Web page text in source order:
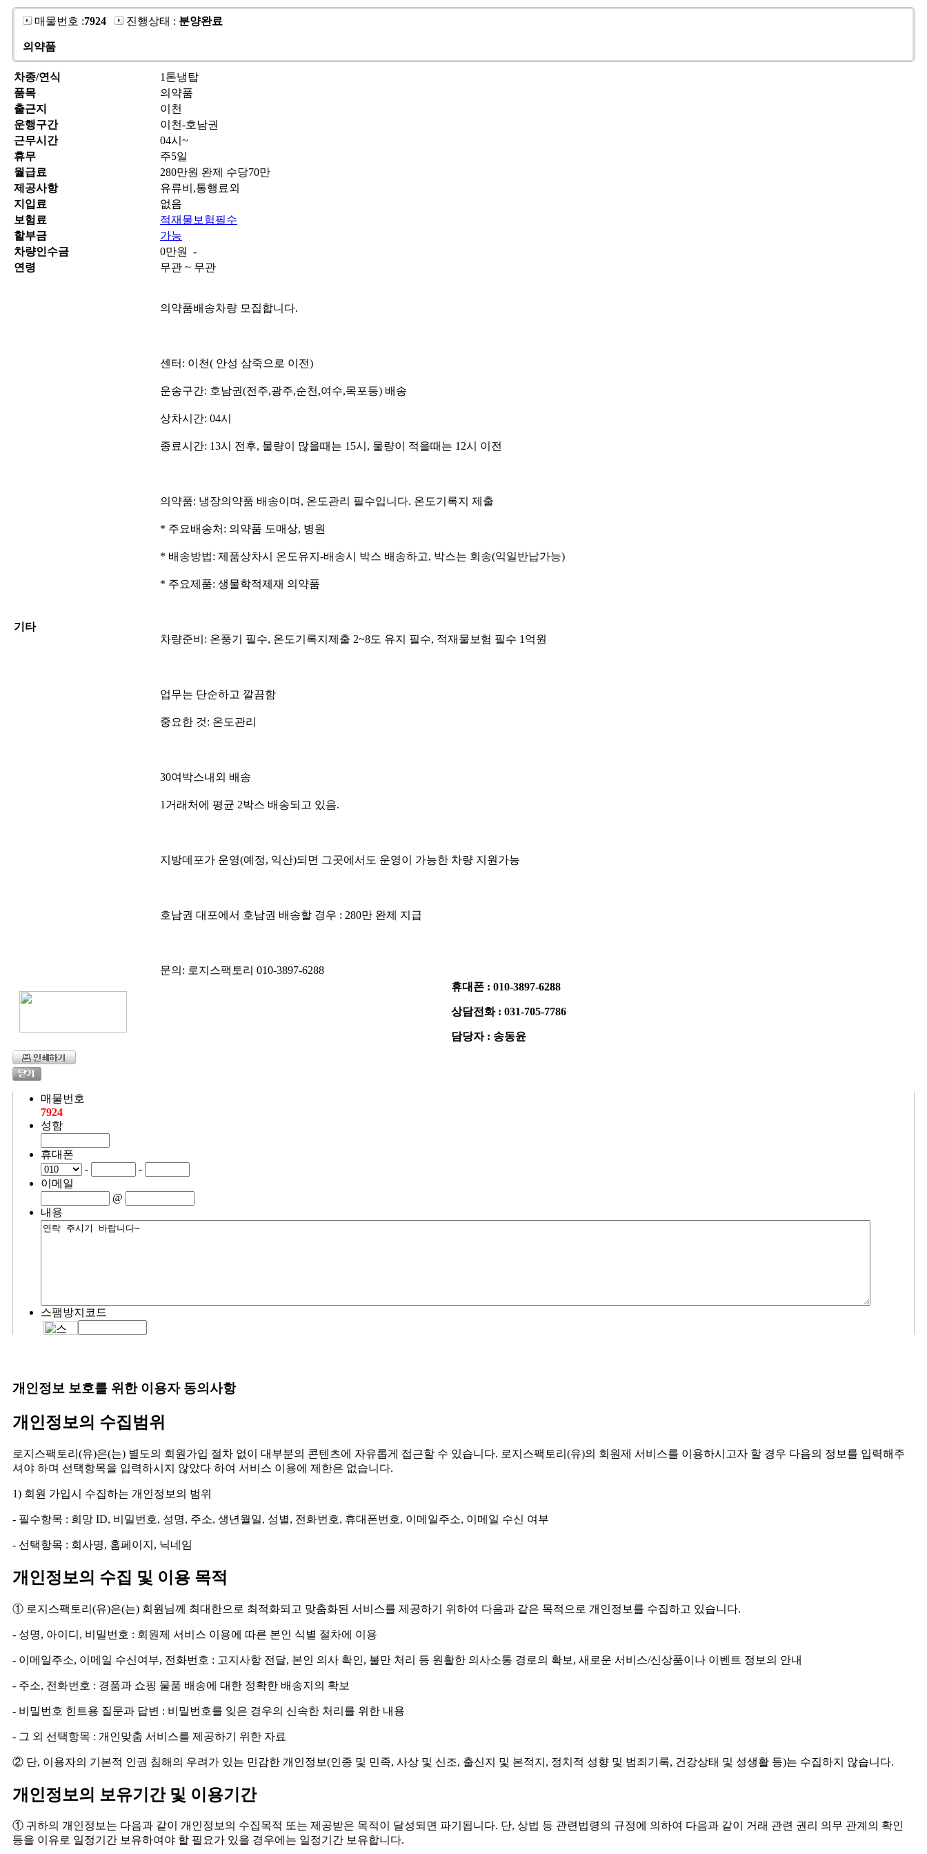
매물번호 :7924 진행상태 : 분양완료
의약품
차종/연식
1톤냉탑
품목
의약품
출근지
이천
운행구간
이천-호남권
근무시간
04시~
휴무
주5일
월급료
280만원 완제 수당70만
제공사항
유류비,통행료외
지입료
없음
보험료
적재물보험필수
할부금
가능
차량인수금
0만원 -
연령
무관 ~ 무관
기타
의약품배송차량 모집합니다.
센터: 이천( 안성 삼죽으로 이전)
운송구간: 호남권(전주,광주,순천,여수,목포등) 배송
상차시간: 04시
종료시간: 13시 전후, 물량이 많을때는 15시, 물량이 적을때는 12시 이전
의약품: 냉장의약품 배송이며, 온도관리 필수입니다. 온도기록지 제출
* 주요배송처: 의약품 도매상, 병원
* 배송방법: 제품상차시 온도유지-배송시 박스 배송하고, 박스는 회송(익일반납가능)
* 주요제품: 생물학적제재 의약품
차량준비: 온풍기 필수, 온도기록지제출 2~8도 유지 필수, 적재물보험 필수 1억원
업무는 단순하고 깔끔함
중요한 것: 온도관리
30여박스내외 배송
1거래처에 평균 2박스 배송되고 있음.
지방데포가 운영(예정, 익산)되면 그곳에서도 운영이 가능한 차량 지원가능
호남권 대포에서 호남권 배송할 경우 : 280만 완제 지급
문의: 로지스팩토리 010-3897-6288
휴대폰 : 010-3897-6288
상담전화 : 031-705-7786
담당자 : 송동윤
매물번호
7924
성함
휴대폰
-
-
이메일
@
내용
스팸방지코드
개인정보 보호를 위한 이용자 동의사항
개인정보의 수집범위
로지스팩토리(유)은(는) 별도의 회원가입 절차 없이 대부분의 콘텐츠에 자유롭게 접근할 수 있습니다. 로지스팩토리(유)의 회원제 서비스를 이용하시고자 할 경우 다음의 정보를 입력해주
셔야 하며 선택항목을 입력하시지 않았다 하여 서비스 이용에 제한은 없습니다.
1) 회원 가입시 수집하는 개인정보의 범위
- 필수항목 : 희망 ID, 비밀번호, 성명, 주소, 생년월일, 성별, 전화번호, 휴대폰번호, 이메일주소, 이메일 수신 여부
- 선택항목 : 회사명, 홈페이지, 닉네임
개인정보의 수집 및 이용 목적
① 로지스팩토리(유)은(는) 회원님께 최대한으로 최적화되고 맞춤화된 서비스를 제공하기 위하여 다음과 같은 목적으로 개인정보를 수집하고 있습니다.
- 성명, 아이디, 비밀번호 : 회원제 서비스 이용에 따른 본인 식별 절차에 이용
- 이메일주소, 이메일 수신여부, 전화번호 : 고지사항 전달, 본인 의사 확인, 불만 처리 등 원활한 의사소통 경로의 확보, 새로운 서비스/신상품이나 이벤트 정보의 안내
- 주소, 전화번호 : 경품과 쇼핑 물품 배송에 대한 정확한 배송지의 확보
- 비밀번호 힌트용 질문과 답변 : 비밀번호를 잊은 경우의 신속한 처리를 위한 내용
- 그 외 선택항목 : 개인맞춤 서비스를 제공하기 위한 자료
② 단, 이용자의 기본적 인권 침해의 우려가 있는 민감한 개인정보(인종 및 민족, 사상 및 신조, 출신지 및 본적지, 정치적 성향 및 범죄기록, 건강상태 및 성생활 등)는 수집하지 않습니다.
개인정보의 보유기간 및 이용기간
① 귀하의 개인정보는 다음과 같이 개인정보의 수집목적 또는 제공받은 목적이 달성되면 파기됩니다. 단, 상법 등 관련법령의 규정에 의하여 다음과 같이 거래 관련 권리 의무 관계의 확인
등을 이유로 일정기간 보유하여야 할 필요가 있을 경우에는 일정기간 보유합니다.